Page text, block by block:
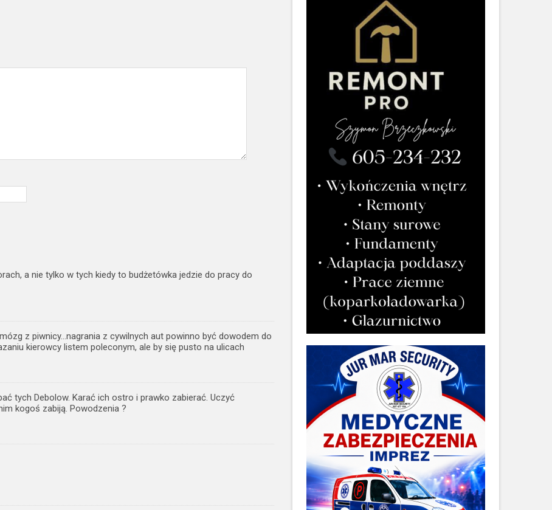
a nie tylko w tych kiedy to budżetówka jedzie do pracy do
z piwnicy…nagrania z cywilnych aut powinno być dowodem do
kierowcy listem poleconym, ale by się pusto na ulicach
tych Debolow. Karać ich ostro i prawko zabierać. Uczyć
kogoś zabiją. Powodzenia ?